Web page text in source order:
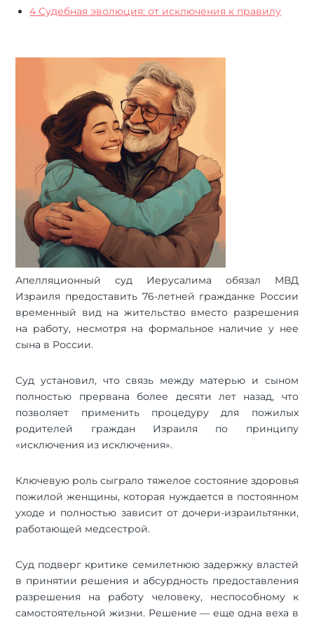
4 Судебная эволюция: от исключения к правилу
Апелляционный суд Иерусалима обязал МВД
Израиля предоставить 76-летней гражданке России
временный вид на жительство вместо разрешения
на работу, несмотря на формальное наличие у нее
сына в России.
Суд установил, что связь между матерью и сыном
полностью прервана более десяти лет назад, что
позволяет применить процедуру для пожилых
родителей граждан Израиля по принципу
«исключения из исключения».
Ключевую роль сыграло тяжелое состояние здоровья
пожилой женщины, которая нуждается в постоянном
уходе и полностью зависит от дочери-израильтянки,
работающей медсестрой.
Суд подверг критике семилетнюю задержку властей
в принятии решения и абсурдность предоставления
разрешения на работу человеку, неспособному к
самостоятельной жизни. Решение — еще одна веха в